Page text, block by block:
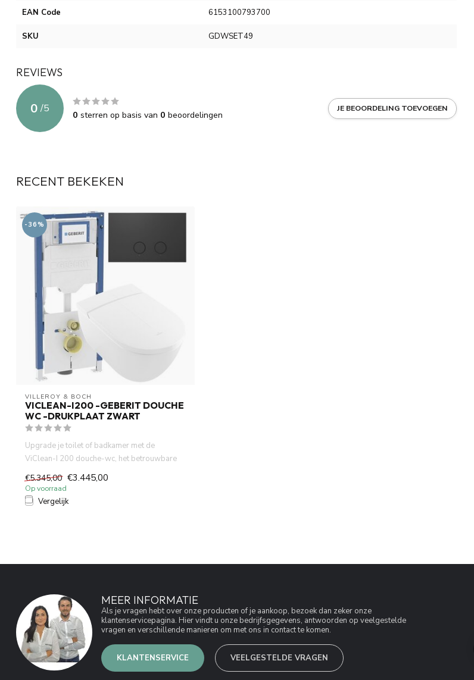
EAN Code 6153100793700
SKU GDWSET49
REVIEWS
0 /5
0 sterren op basis van 0 beoordelingen
JE BEOORDELING TOEVOEGEN
RECENT BEKEKEN
-36%
VILLEROY & BOCH
VICLEAN-I200 -GEBERIT DOUCHE
WC -DRUKPLAAT ZWART
Upgrade je toilet of badkamer met de
ViClean-I 200 douche-wc, het betrouwbare
€5.345,00 €3.445,00
Op voorraad
Vergelijk
MEER INFORMATIE
Als je vragen hebt over onze producten of je aankoop, bezoek dan zeker onze
klantenservicepagina. Hier vindt u onze bedrijfsgegevens, antwoorden op veelgestelde
vragen en verschillende manieren om met ons in contact te komen.
KLANTENSERVICE VEELGESTELDE VRAGEN